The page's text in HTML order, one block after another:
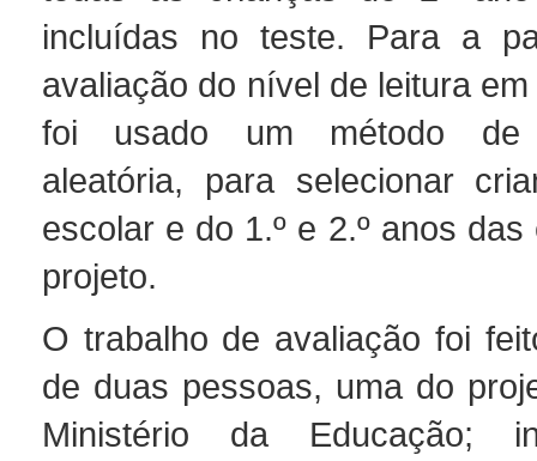
incluídas no teste. Para a
avaliação do nível de leitura
foi usado um método de
aleatória, para selecionar
escolar e do 1.º e 2.º anos
projeto.
O trabalho de avaliação foi
de duas pessoas, uma do
Ministério da Educação;